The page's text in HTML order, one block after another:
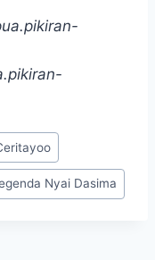
Nyai Dasima